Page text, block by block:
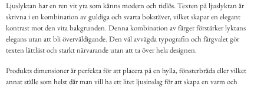
Ljuslyktan har en ren vit yta som känns modern och tidlös. Texten på ljuslyktan är
skrivna i en kombination av guldiga och svarta bokstäver, vilket skapar en elegant
kontrast mot den vita bakgrunden. Denna kombination av färger förstärker lyktans
elegans utan att bli överväldigande. Den väl avvägda typografin och färgvalet gör
texten lättläst och starkt närvarande utan att ta över hela designen.
Produkts dimensioner är perfekta för att placera på en hylla, fönsterbräda eller vilket
annat ställe som helst där man vill ha ett litet ljusinslag för att skapa en varm och